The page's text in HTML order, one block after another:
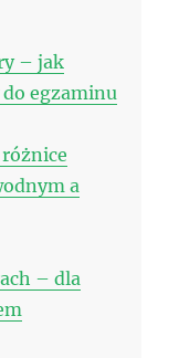
– jak
egzaminu
a
– dla